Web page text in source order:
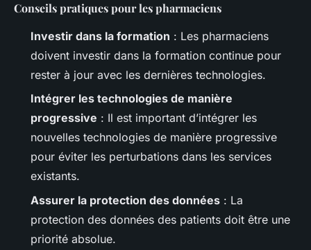
Conseils pratiques pour les pharmaciens
Investir dans la formation : Les pharmaciens
doivent investir dans la formation continue pour
rester à jour avec les dernières technologies.
Intégrer les technologies de manière
progressive : Il est important d’intégrer les
nouvelles technologies de manière progressive
pour éviter les perturbations dans les services
existants.
Assurer la protection des données : La
protection des données des patients doit être une
priorité absolue.